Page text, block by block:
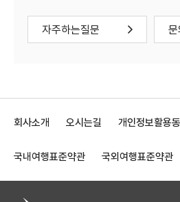
자주하는질문 문
회사소개 오시는길 개인정보활용
국내여행표준약관 국외여행표준약관